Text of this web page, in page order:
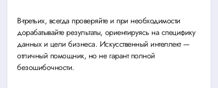
В-третьих, всегда проверяйте и при необходимости
дорабатывайте результаты, ориентируясь на специфику
данных и цели бизнеса. Искусственный интеллект —
отличный помощник, но не гарант полной
безошибочности.